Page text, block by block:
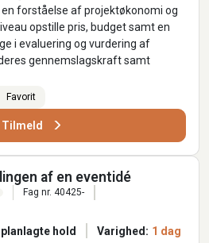
forståelse af projektøkonomi og
opstille pris, budget samt en
i evaluering og vurdering af
gennemslagskraft samt
Favorit
Tilmeld
af en eventidé
Fag nr. 40425-
hold Varighed: 1 dag